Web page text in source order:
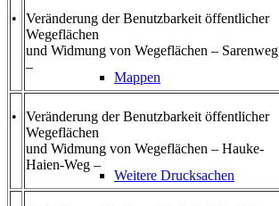
Mappen
Weitere Drucksachen
•
Veränderung der Benutzbarkeit öffentlicher
Wegeflächen
und Widmung von Wegeflächen – Sarenweg
–
•
Veränderung der Benutzbarkeit öffentlicher
Wegeflächen
und Widmung von Wegeflächen – Hauke-
Haien-Weg –